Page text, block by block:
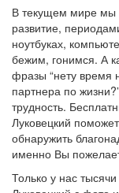
В текущем мире мы
развитие,
ноутбуках,
бежим, гонимся. А
фразы “нету время
партнера по
трудность.
Луковецкий
обнаружить
именно Вы
Только у нас